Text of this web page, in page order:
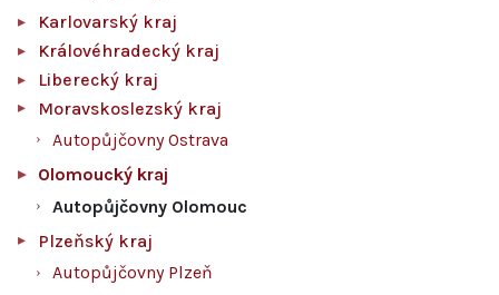
Karlovarský kraj
Královéhradecký kraj
Liberecký kraj
Moravskoslezský kraj
Autopůjčovny Ostrava
Olomoucký kraj
Autopůjčovny Olomouc
Plzeňský kraj
Autopůjčovny Plzeň